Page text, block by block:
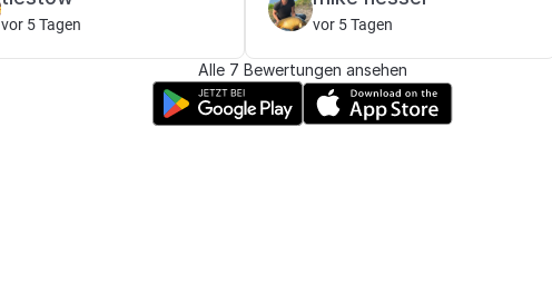
vor 5 Tagen vor 5 Tagen
Alle 7 Bewertungen ansehen